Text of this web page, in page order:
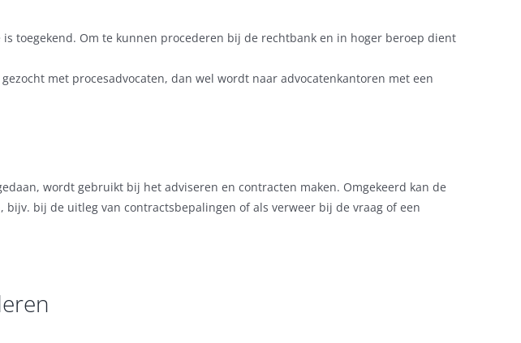
toegekend. Om te kunnen procederen bij de rechtbank en in hoger beroep dient
met procesadvocaten, dan wel wordt naar advocatenkantoren met een
wordt gebruikt bij het adviseren en contracten maken. Omgekeerd kan de
bij de uitleg van contractsbepalingen of als verweer bij de vraag of een